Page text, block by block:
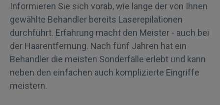
Informieren Sie sich vorab, wie lange der von Ihnen
gewählte Behandler bereits Laserepilationen
durchführt. Erfahrung macht den Meister - auch bei
der Haarentfernung. Nach fünf Jahren hat ein
Behandler die meisten Sonderfälle erlebt und kann
neben den einfachen auch komplizierte Eingriffe
meistern.